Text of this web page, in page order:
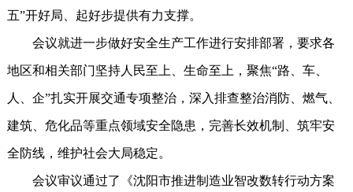
五”开好局、起好步提供有力支撑。
会议就进一步做好安全生产工作进行安排部署，要求各
地区和相关部门坚持人民至上、生命至上，聚焦“路、车、
人、企”扎实开展交通专项整治，深入排查整治消防、燃气、
建筑、危化品等重点领域安全隐患，完善长效机制、筑牢安
全防线，维护社会大局稳定。
会议审议通过了《沈阳市推进制造业智改数转行动方案